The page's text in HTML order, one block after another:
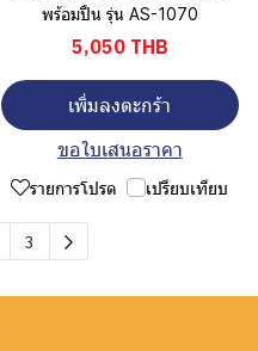
พร้อมปืน รุ่น AS-1070
5,050 THB
เพิ่มลงตะกร้า
ขอใบเสนอราคา
รายการโปรด เปรียบเทียบ
3